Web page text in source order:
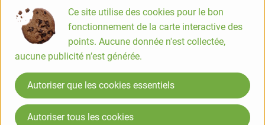
carbonara végétale. La double fermentation enrichit
naturellement l'Ami'scarpone en Vitamine B12 et ferments
prébiotiques et probiotiques
COMPOSITION
Soja* lactofermenté (eau filtrée, soja* dépelliculé sans OGM
14,8%, ferments sélectionnés), amande* lactofermenté (eau
Ce site utilise des cookies pour le bon
fonctionnement de la carte interactive des
points. Aucune donnée n'est collectée,
aucune publicité n’est générée.
Autoriser que les cookies essentiels
Autoriser tous les cookies